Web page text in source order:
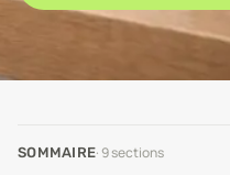
SOMMAIRE· 9sections